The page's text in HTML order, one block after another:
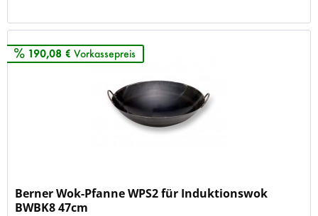
190,08 € Vorkassepreis
Berner Wok-Pfanne WPS2 für Induktionswok
BWBK8 47cm